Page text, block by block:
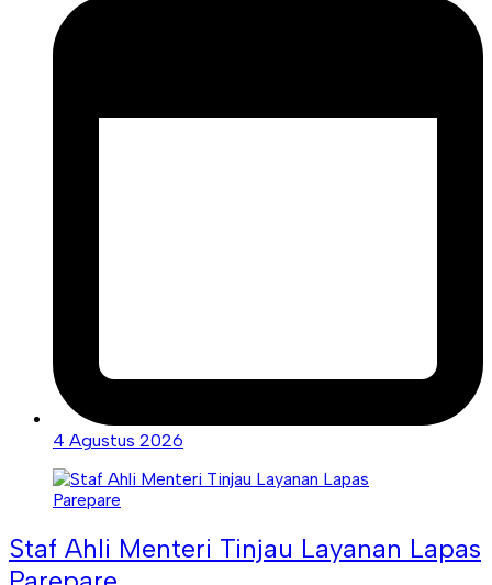
4 Agustus 2026
Staf Ahli Menteri Tinjau Layanan Lapas